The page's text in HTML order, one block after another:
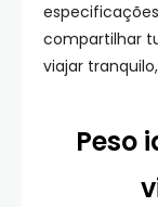
compartilhar
viajar
Peso